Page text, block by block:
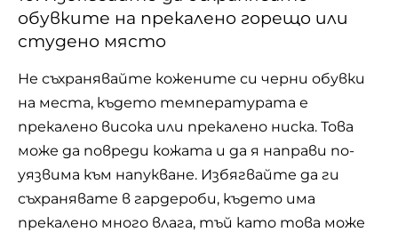
обувките на прекалено горещо или
студено място
Не съхранявайте кожените си черни обувки
на места, където температурата е
прекалено висока или прекалено ниска. Това
може да повреди кожата и да я направи по-
уязвима към напукване. Избягвайте да ги
съхранявате в гардероби, където има
прекалено много влага, тъй като това може